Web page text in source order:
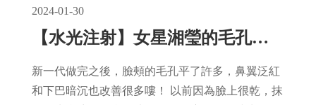
2024-01-30
【水光注射】女星湘瑩的毛孔隱形術！解救脫妝、脫皮全靠它↖(^ω^)↗
新一代做完之後，臉頰的毛孔平了許多，鼻翼泛紅
和下巴暗沉也改善很多嘍！ 以前因為臉上很乾，抹